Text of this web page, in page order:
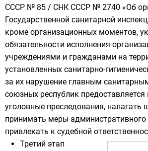
СССР № 85 / СНК СССР № 2740 «Об
Государственной санитарной
кроме организационных моментов,
обязательности исполнения
учреждениями и гражданами на
установленных санитарно-
за их нарушение главным
союзных республик
уголовные преследования, налагать
принимать меры административного
привлекать к судебной
Третий этап